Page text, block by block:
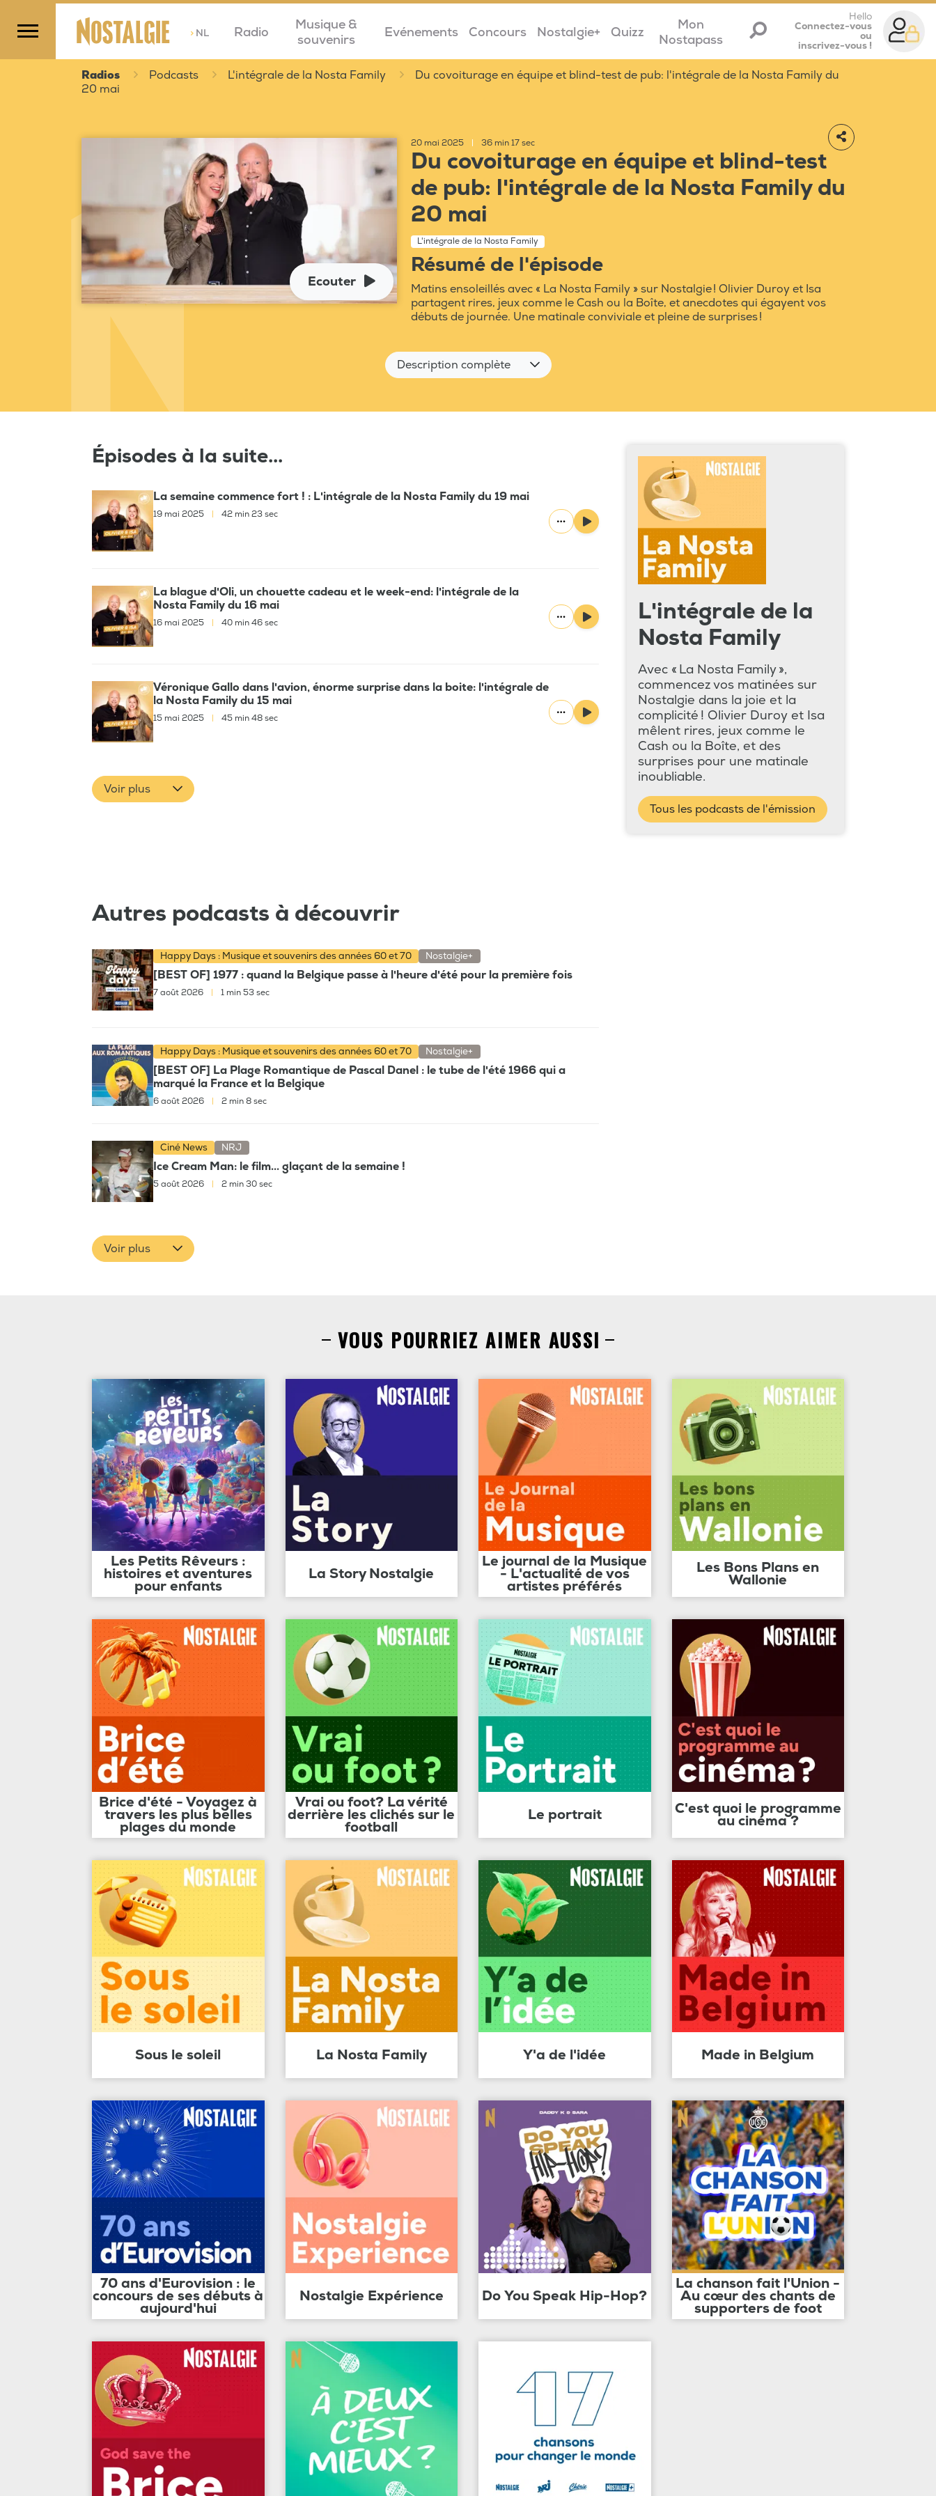
>NL Radio
Musique &
souvenirs
Evénements Concours Nostalgie+ Quizz
Mon
Nostapass
Hello
Connectez-vous
ou
inscrivez-vous !
Radios Podcasts L'intégrale de la Nosta Family
Du covoiturage en équipe et blind-test de pub: l'intégrale de la Nosta Family du
20 mai
Ecouter
20 mai 2025 36 min 17 sec
Du covoiturage en équipe et blind-test
de pub: l'intégrale de la Nosta Family du
20 mai
L'intégrale de la Nosta Family
Résumé de l'épisode
Matins ensoleillés avec « La Nosta Family » sur Nostalgie ! Olivier Duroy et Isa
partagent rires, jeux comme le Cash ou la Boîte, et anecdotes qui égayent vos
débuts de journée. Une matinale conviviale et pleine de surprises !
Description complète
Épisodes à la suite...
La semaine commence fort ! : L'intégrale de la Nosta Family du 19 mai
19 mai 2025 42 min 23 sec
La blague d'Oli, un chouette cadeau et le week-end: l'intégrale de la
Nosta Family du 16 mai
16 mai 2025 40 min 46 sec
Véronique Gallo dans l'avion, énorme surprise dans la boite: l'intégrale de
la Nosta Family du 15 mai
15 mai 2025 45 min 48 sec
Voir plus
L'intégrale de la
Nosta Family
Avec « La Nosta Family »,
commencez vos matinées sur
Nostalgie dans la joie et la
complicité ! Olivier Duroy et Isa
mêlent rires, jeux comme le
Cash ou la Boîte, et des
surprises pour une matinale
inoubliable.
Tous les podcasts de l'émission
Autres podcasts à découvrir
Happy Days : Musique et souvenirs des années 60 et 70 Nostalgie+
[BEST OF] 1977 : quand la Belgique passe à l'heure d'été pour la première fois
7 août 2026 1 min 53 sec
Happy Days : Musique et souvenirs des années 60 et 70 Nostalgie+
[BEST OF] La Plage Romantique de Pascal Danel : le tube de l'été 1966 qui a
marqué la France et la Belgique
6 août 2026 2 min 8 sec
Ciné News NRJ
Ice Cream Man: le film... glaçant de la semaine !
5 août 2026 | 2 min 30 sec
Voir plus
VOUS POURRIEZ AIMER AUSSI
Les Petits Rêveurs :
histoires et aventures
pour enfants
La Story Nostalgie
Le journal de la Musique
- L'actualité de vos
artistes préférés
Les Bons Plans en
Wallonie
Brice d'été - Voyagez à
travers les plus belles
plages du monde
Vrai ou foot? La vérité
derrière les clichés sur le
football
Le portrait C'est quoi le programme
au cinéma ?
Sous le soleil La Nosta Family Y'a de l'idée Made in Belgium
70 ans d'Eurovision : le
concours de ses débuts à
aujourd'hui
Nostalgie Expérience Do You Speak Hip-Hop?
La chanson fait l'Union -
Au cœur des chants de
supporters de foot